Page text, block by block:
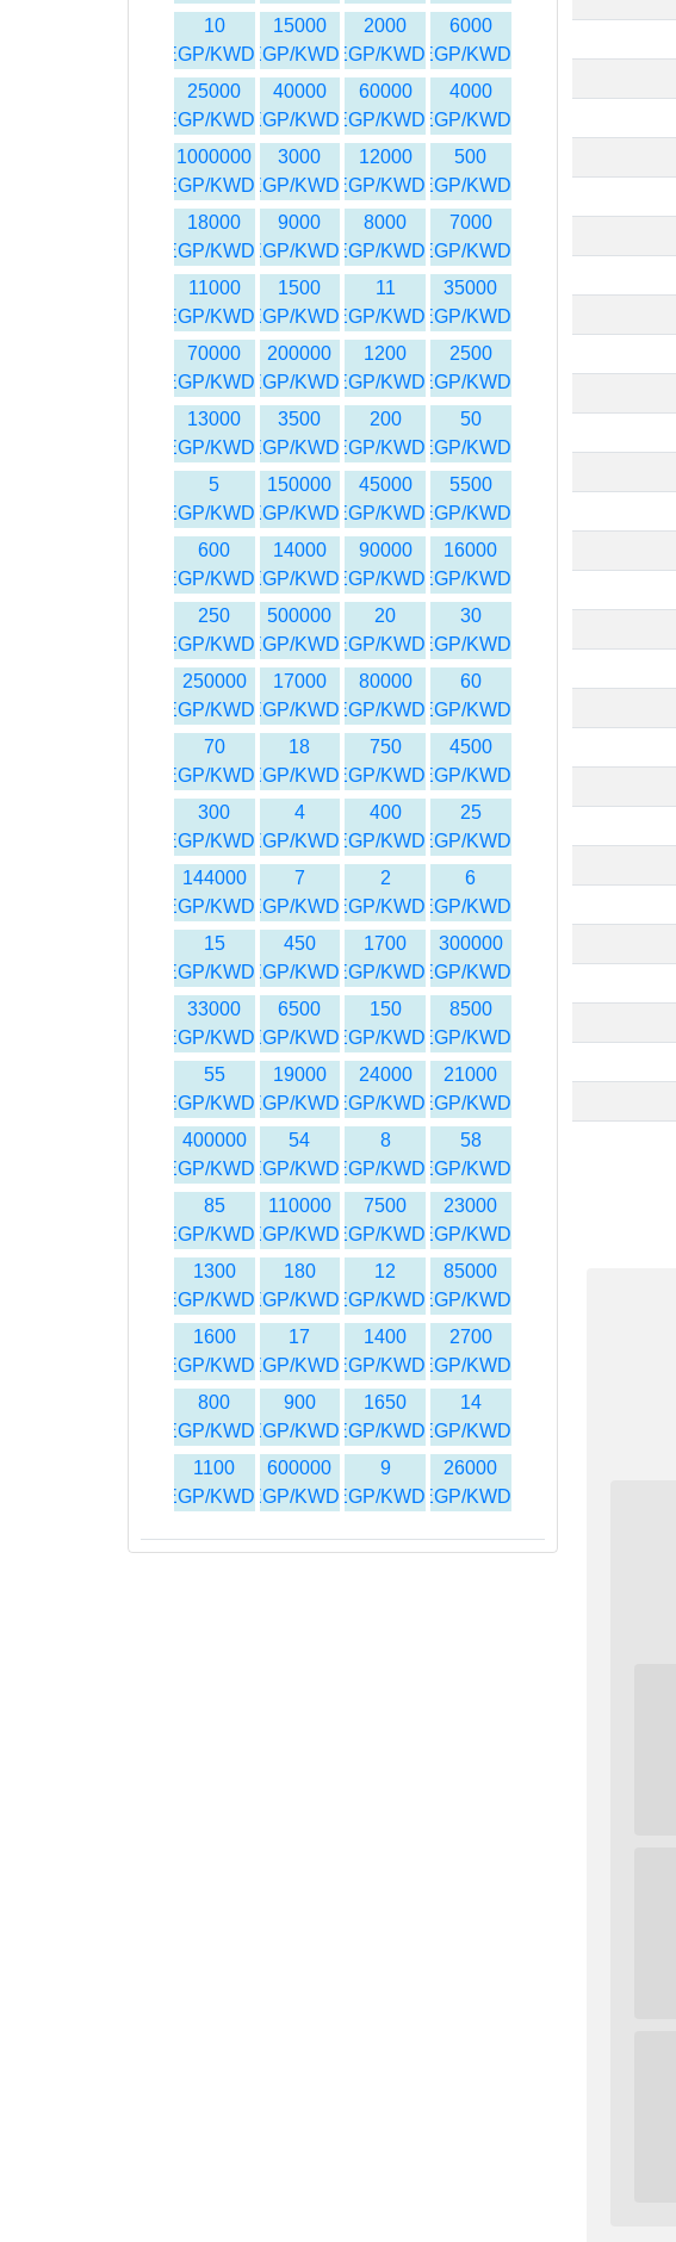
6000
EGP/KWD
2000
EGP/KWD
15000
EGP/KWD
10
EGP/KWD
4000
EGP/KWD
60000
EGP/KWD
40000
EGP/KWD
25000
EGP/KWD
500
EGP/KWD
12000
EGP/KWD
3000
EGP/KWD
1000000
EGP/KWD
7000
EGP/KWD
8000
EGP/KWD
9000
EGP/KWD
18000
EGP/KWD
35000
EGP/KWD
11
EGP/KWD
1500
EGP/KWD
11000
EGP/KWD
2500
EGP/KWD
1200
EGP/KWD
200000
EGP/KWD
70000
EGP/KWD
50
EGP/KWD
200
EGP/KWD
3500
EGP/KWD
13000
EGP/KWD
5500
EGP/KWD
45000
EGP/KWD
150000
EGP/KWD
5
EGP/KWD
16000
EGP/KWD
90000
EGP/KWD
14000
EGP/KWD
600
EGP/KWD
30
EGP/KWD
20
EGP/KWD
500000
EGP/KWD
250
EGP/KWD
60
EGP/KWD
80000
EGP/KWD
17000
EGP/KWD
250000
EGP/KWD
4500
EGP/KWD
750
EGP/KWD
18
EGP/KWD
70
EGP/KWD
25
EGP/KWD
400
EGP/KWD
4
EGP/KWD
300
EGP/KWD
6
EGP/KWD
2
EGP/KWD
7
EGP/KWD
144000
EGP/KWD
300000
EGP/KWD
1700
EGP/KWD
450
EGP/KWD
15
EGP/KWD
8500
EGP/KWD
150
EGP/KWD
6500
EGP/KWD
33000
EGP/KWD
21000
EGP/KWD
24000
EGP/KWD
19000
EGP/KWD
55
EGP/KWD
58
EGP/KWD
8
EGP/KWD
54
EGP/KWD
400000
EGP/KWD
23000
EGP/KWD
7500
EGP/KWD
110000
EGP/KWD
85
EGP/KWD
85000
EGP/KWD
12
EGP/KWD
180
EGP/KWD
1300
EGP/KWD
2700
EGP/KWD
1400
EGP/KWD
17
EGP/KWD
1600
EGP/KWD
14
EGP/KWD
1650
EGP/KWD
900
EGP/KWD
800
EGP/KWD
26000
EGP/KWD
9
EGP/KWD
600000
EGP/KWD
1100
EGP/KWD